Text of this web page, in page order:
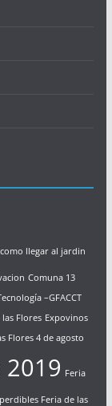
como llegar al jardin
Comuna 13
–GFACCT
Flores Expovinos
Flores 4 de agosto
2019 Feria
Feria de las